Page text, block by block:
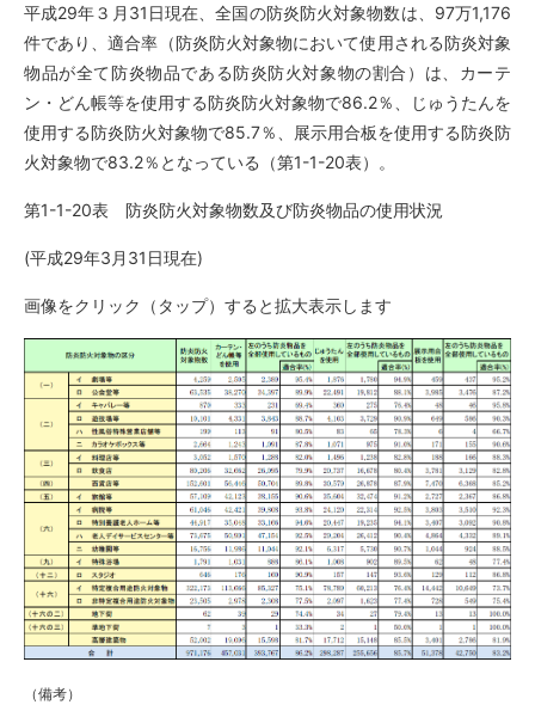
平成29年３月31日現在、全国の防炎防火対象物数は、97万1,176
件であり、適合率（防炎防火対象物において使用される防炎対象
物品が全て防炎物品である防炎防火対象物の割合）は、カーテ
ン・どん帳等を使用する防炎防火対象物で86.2％、じゅうたんを
使用する防炎防火対象物で85.7％、展示用合板を使用する防炎防
火対象物で83.2％となっている（第1-1-20表）。
第1-1-20表 防炎防火対象物数及び防炎物品の使用状況
(平成29年3月31日現在)
画像をクリック（タップ）すると拡大表示します
（備考）